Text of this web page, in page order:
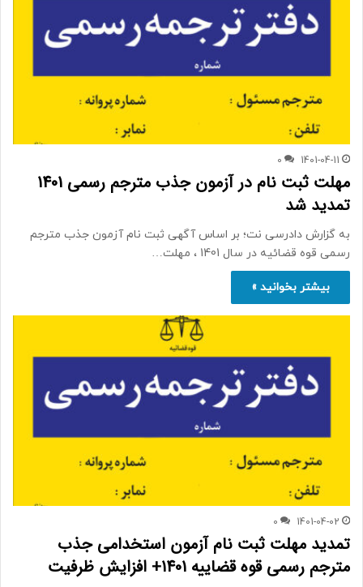
1401-04-11
0
مهلت ثبت نام در آزمون جذب مترجم رسمی 1401
تمدید شد
به گزارش دادرسی نت؛ بر اساس آگهی ثبت نام آزمون جذب مترجم
رسمی قوه قضائیه در سال 1401 ، مهلت…
بیشتر بخوانید »
1401-04-02
0
تمدید مهلت ثبت نام آزمون استخدامی جذب
مترجم رسمی قوه قضاییه 1401+ افزایش ظرفیت